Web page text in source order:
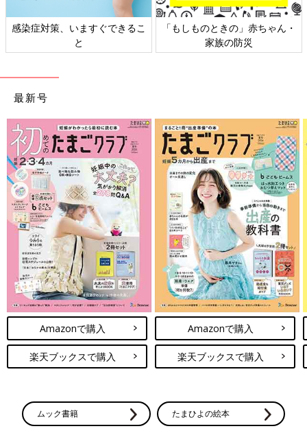
感染症対策、いますぐできるこ
と
「もしものときの」赤ちゃん・
家族の防災
最新号
Amazonで購入
楽天ブックスで購入
Amazonで購入
楽天ブックスで購入
ムック書籍 たまひよの絵本